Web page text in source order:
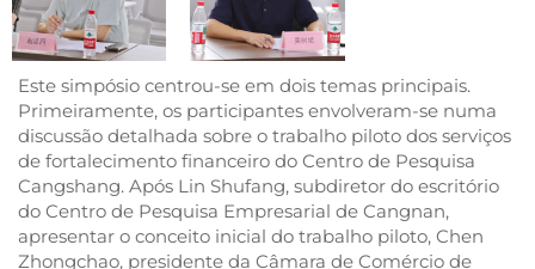
Este simpósio centrou-se em dois temas principais.
Primeiramente, os participantes envolveram-se numa
discussão detalhada sobre o trabalho piloto dos serviços
de fortalecimento financeiro do Centro de Pesquisa
Cangshang. Após Lin Shufang, subdiretor do escritório
do Centro de Pesquisa Empresarial de Cangnan,
apresentar o conceito inicial do trabalho piloto, Chen
Zhongchao, presidente da Câmara de Comércio de